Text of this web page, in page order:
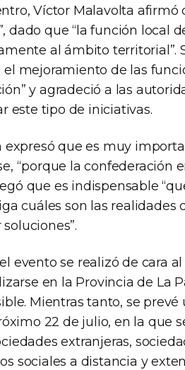
Víctor Malavolta afirmó
dado que “la función local
al ámbito territorial”.
mejoramiento de las
y agradeció a las
este tipo de iniciativas.
expresó que es muy
“porque la confederación
que es indispensable
cuáles son las realidades
evento se realizó de cara
en la Provincia de La
Mientras tanto, se
22 de julio, en la que
extranjeras,
sociales a distancia y